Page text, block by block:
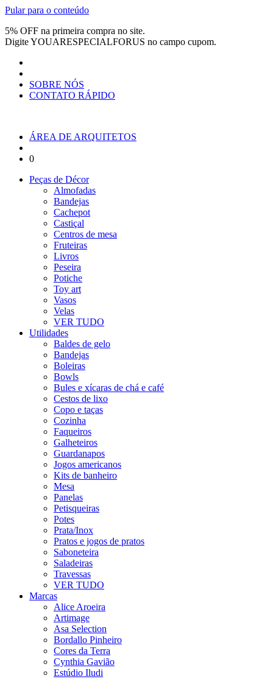
Pular para o conteúdo
5% OFF na primeira compra no site.
DigiteYOUARESPECIALFORUS no campo cupom.
SOBRE NÓS
CONTATO RÁPIDO
ÁREA DE ARQUITETOS
0
Peças de Décor
Almofadas
Bandejas
Cachepot
Castiçal
Centros de mesa
Fruteiras
Livros
Peseira
Potiche
Toy art
Vasos
Velas
VER TUDO
Utilidades
Baldes de gelo
Bandejas
Boleiras
Bowls
Bules e xícaras de chá e café
Cestos de lixo
Copo e taças
Cozinha
Faqueiros
Galheteiros
Guardanapos
Jogos americanos
Kits de banheiro
Mesa
Panelas
Petisqueiras
Potes
Prata/Inox
Pratos e jogos de pratos
Saboneteira
Saladeiras
Travessas
VER TUDO
Marcas
Alice Aroeira
Artimage
Asa Selection
Bordallo Pinheiro
Cores da Terra
Cynthia Gavião
Estúdio Iludi